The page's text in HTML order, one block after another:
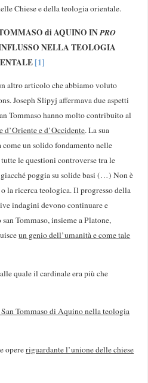
Chiese e della teologia orientale.
di AQUINO INPRO
NELLA TEOLOGIA
[1]
altro articolo che abbiamo voluto
Joseph Slipyj affermava due aspetti
Tommaso hanno molto contribuito al
e d’Occidente. La sua
come un solido fondamento nelle
le questioni controverse tra le
poggia su solide basi (…) Non è
la ricerca teologica. Il progresso della
indagini devono continuare e
Tommaso, insieme a Platone,
un genio dell’umanità e come tale
quale il cardinale era più che
Tommaso di Aquino nella teologia
opereriguardante l’unione delle chiese